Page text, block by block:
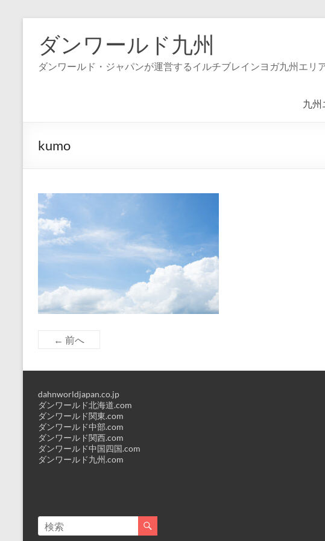
ダンワールド九州
ダンワールド・ジャパンが運営するイルチブレインヨガ九州エリ
九州
kumo
← 前へ
dahnworldjapan.co.jp
ダンワールド北海道.com
ダンワールド関東.com
ダンワールド中部.com
ダンワールド関西.com
ダンワールド中国四国.com
ダンワールド九州.com